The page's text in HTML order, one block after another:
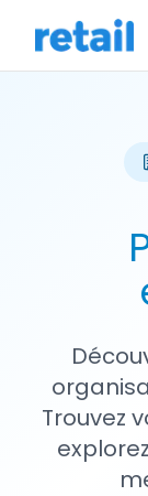
Trouvez